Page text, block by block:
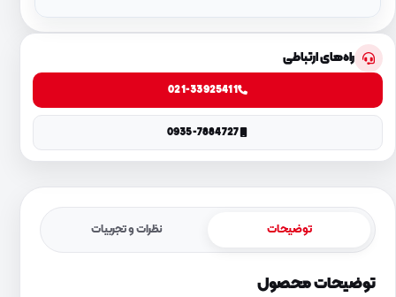
راه‌های ارتباطی
021-33925411
0935-7884727
توضیحات نظرات و تجربیات
توضیحات محصول